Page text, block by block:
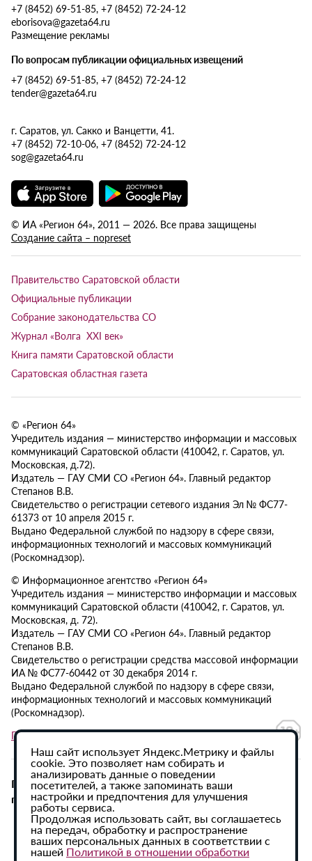
+7 (8452) 69-51-85, +7 (8452) 72-24-12
eborisova@gazeta64.ru
Размещение рекламы
По вопросам публикации официальных извещений
+7 (8452) 69-51-85, +7 (8452) 72-24-12
tender@gazeta64.ru
г. Саратов, ул. Сакко и Ванцетти, 41.
+7 (8452) 72-10-06, +7 (8452) 72-24-12
sog@gazeta64.ru
© ИА «Регион 64», 2011 — 2026. Все права защищены
Создание сайта – nopreset
Правительство Саратовской области
Официальные публикации
Собрание законодательства СО
Журнал «Волга XXI век»
Книга памяти Саратовской области
Саратовская областная газета
© «Регион 64»
Учредитель издания — министерство информации и массовых
коммуникаций Саратовской области (410042, г. Саратов, ул.
Московская, д.72).
Издатель — ГАУ СМИ СО «Регион 64». Главный редактор
Степанов В.В.
Свидетельство о регистрации сетевого издания Эл № ФС77-
61373 от 10 апреля 2015 г.
Выдано Федеральной службой по надзору в сфере связи,
информационных технологий и массовых коммуникаций
(Роскомнадзор).
© Информационное агентство «Регион 64»
Учредитель издания — министерство информации и массовых
коммуникаций Саратовской области (410042, г. Саратов, ул.
Московская, д. 72).
Издатель — ГАУ СМИ СО «Регион 64». Главный редактор
Степанов В.В.
Свидетельство о регистрации средства массовой информации
ИА № ФС77-60442 от 30 декабря 2014 г.
Выдано Федеральной службой по надзору в сфере связи,
информационных технологий и массовых коммуникаций
(Роскомнадзор).
Политика в отношении обработки персональных данных
При использовании материалов сайта активная
гиперссылка на ИА «Регион 64» обязательна.
Наш сайт использует Яндекс.Метрику и файлы
cookie. Это позволяет нам собирать и
анализировать данные о поведении
посетителей, а также запоминать ваши
настройки и предпочтения для улучшения
работы сервиса.
Продолжая использовать сайт, вы соглашаетесь
на передач, обработку и распространение
ваших персональных данных в соответствии с
нашей Политикой в отношении обработки